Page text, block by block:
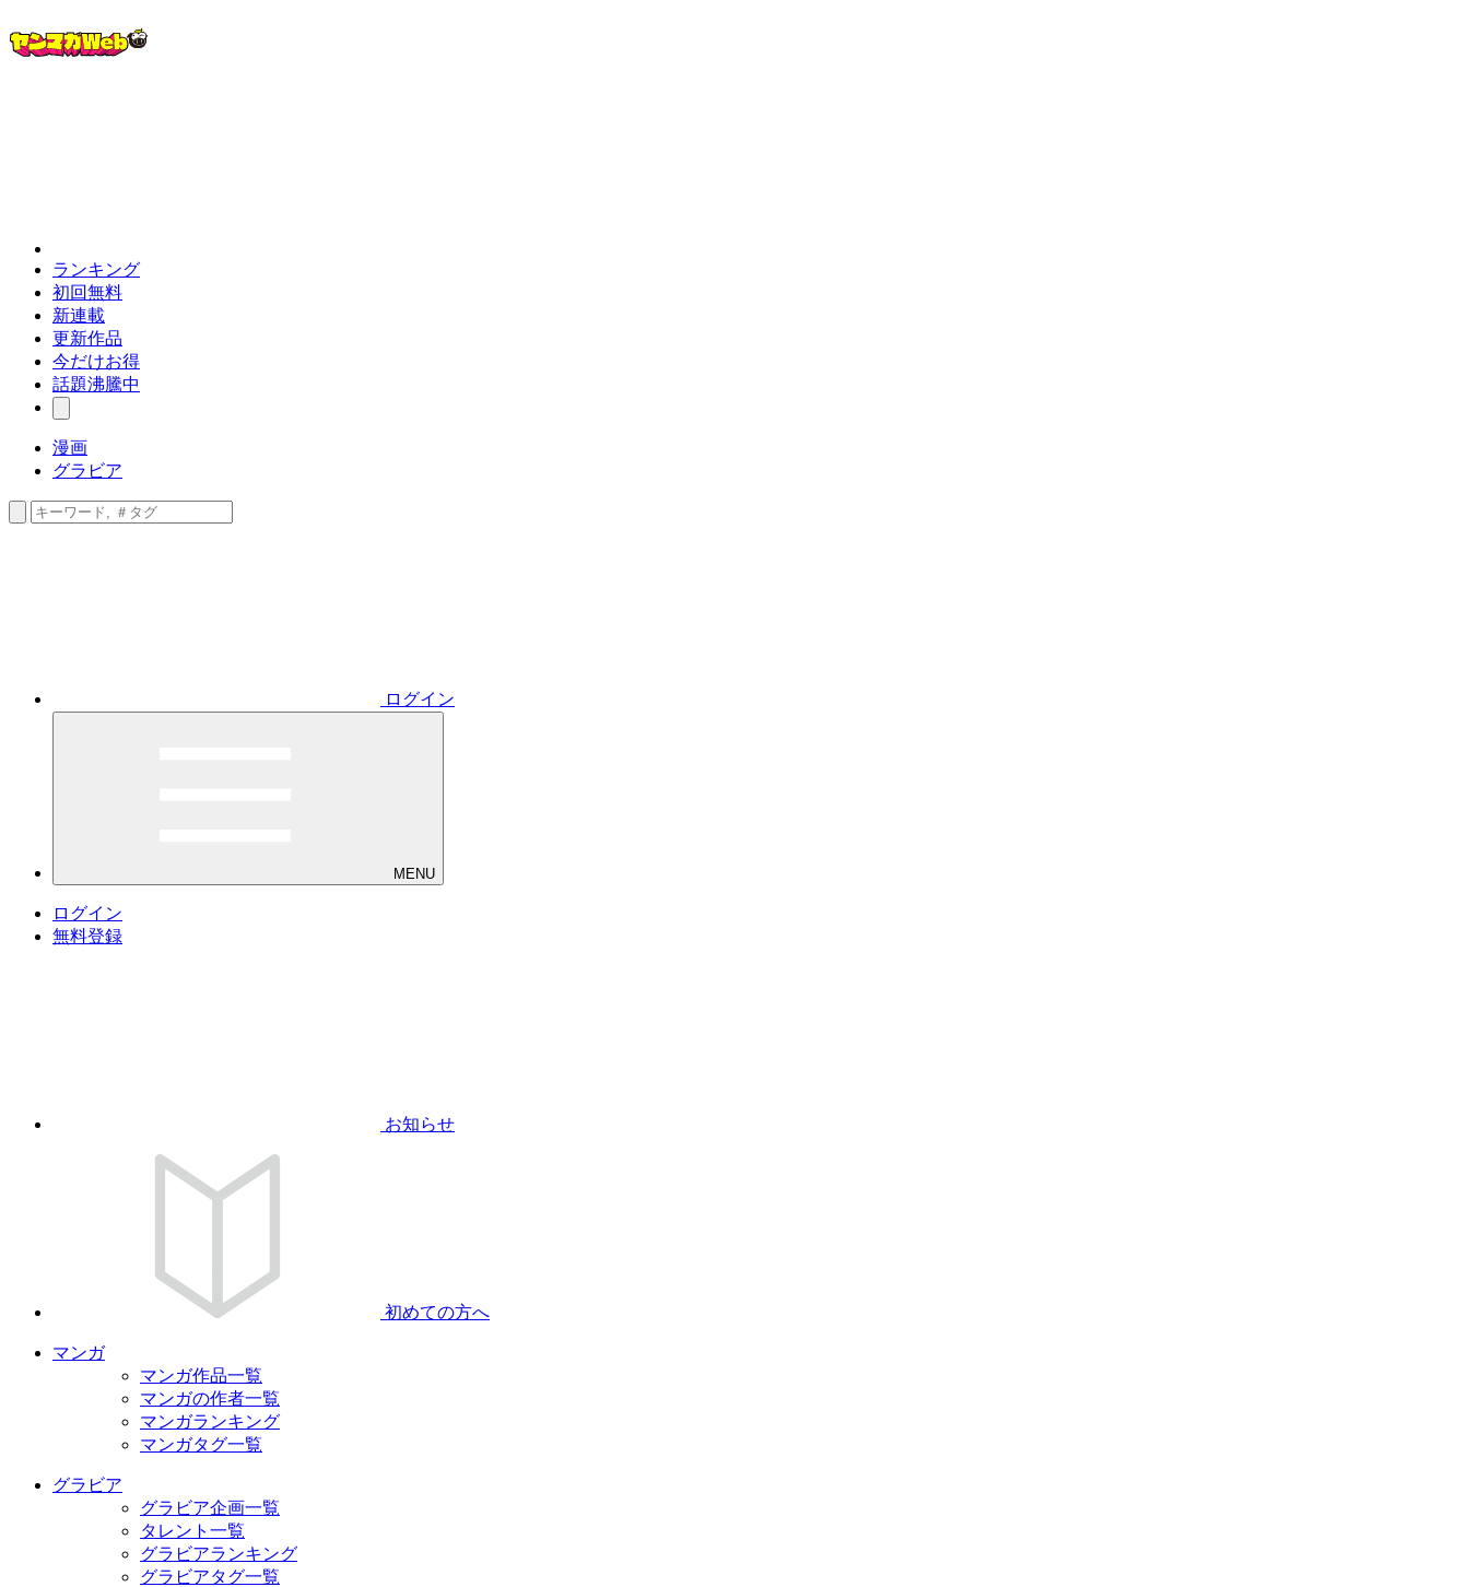
ランキング
初回無料
新連載
更新作品
今だけお得
話題沸騰中
漫画
グラビア
ログイン
MENU
ログイン
無料登録
お知らせ
初めての方へ
マンガ
マンガ作品一覧
マンガの作者一覧
マンガランキング
マンガタグ一覧
グラビア
グラビア企画一覧
タレント一覧
グラビアランキング
グラビアタグ一覧